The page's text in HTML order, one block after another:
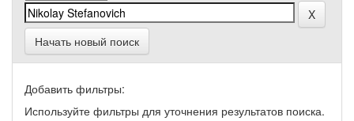
Начать новый поиск
Добавить фильтры:
Используйте фильтры для уточнения результатов поиска.